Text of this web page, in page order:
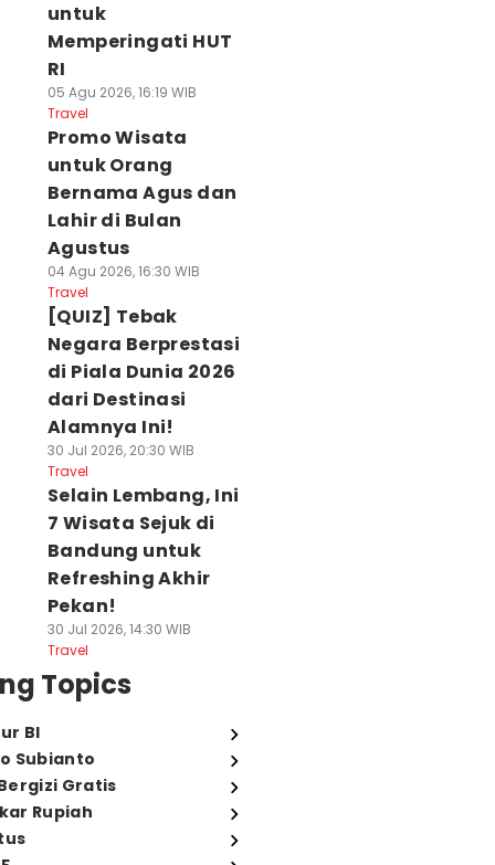
untuk
Memperingati HUT
RI
05 Agu 2026, 16:19 WIB
Travel
Promo Wisata
untuk Orang
Bernama Agus dan
Lahir di Bulan
Agustus
04 Agu 2026, 16:30 WIB
Travel
[QUIZ] Tebak
Negara Berprestasi
di Piala Dunia 2026
dari Destinasi
Alamnya Ini!
30 Jul 2026, 20:30 WIB
Travel
Selain Lembang, Ini
7 Wisata Sejuk di
Bandung untuk
Refreshing Akhir
Pekan!
30 Jul 2026, 14:30 WIB
Travel
Topics
BI
Subianto
Gratis
Rupiah